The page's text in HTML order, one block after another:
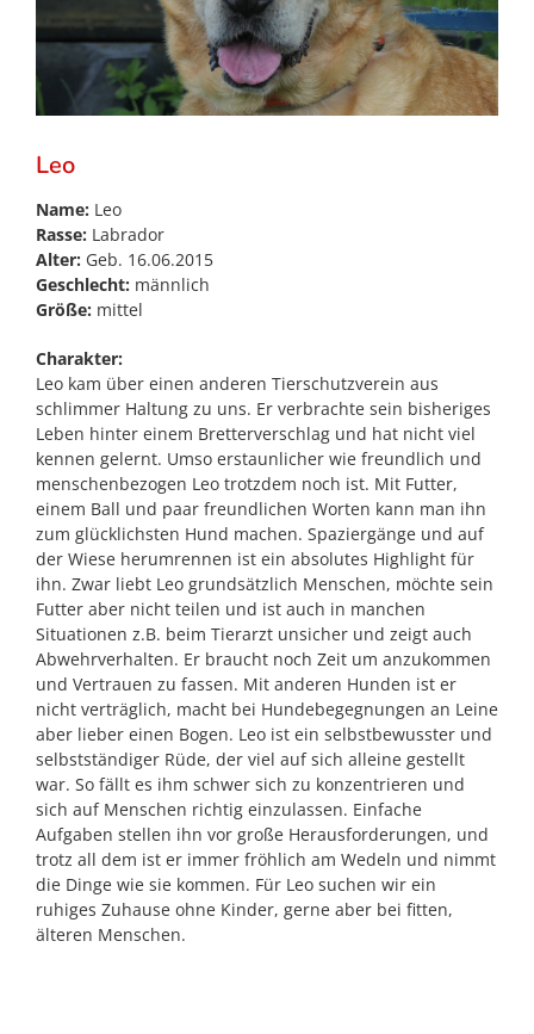
Leo
Name: Leo
Rasse: Labrador
Alter: Geb. 16.06.2015
Geschlecht: männlich
Größe: mittel
Charakter:
Leo kam über einen anderen Tierschutzverein aus
schlimmer Haltung zu uns. Er verbrachte sein bisheriges
Leben hinter einem Bretterverschlag und hat nicht viel
kennen gelernt. Umso erstaunlicher wie freundlich und
menschenbezogen Leo trotzdem noch ist. Mit Futter,
einem Ball und paar freundlichen Worten kann man ihn
zum glücklichsten Hund machen. Spaziergänge und auf
der Wiese herumrennen ist ein absolutes Highlight für
ihn. Zwar liebt Leo grundsätzlich Menschen, möchte sein
Futter aber nicht teilen und ist auch in manchen
Situationen z.B. beim Tierarzt unsicher und zeigt auch
Abwehrverhalten. Er braucht noch Zeit um anzukommen
und Vertrauen zu fassen. Mit anderen Hunden ist er
nicht verträglich, macht bei Hundebegegnungen an Leine
aber lieber einen Bogen. Leo ist ein selbstbewusster und
selbstständiger Rüde, der viel auf sich alleine gestellt
war. So fällt es ihm schwer sich zu konzentrieren und
sich auf Menschen richtig einzulassen. Einfache
Aufgaben stellen ihn vor große Herausforderungen, und
trotz all dem ist er immer fröhlich am Wedeln und nimmt
die Dinge wie sie kommen. Für Leo suchen wir ein
ruhiges Zuhause ohne Kinder, gerne aber bei fitten,
älteren Menschen.